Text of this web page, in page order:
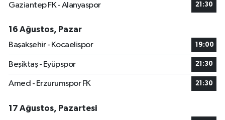
Gaziantep FK - Alanyaspor 21:30
16 Ağustos, Pazar
Başakşehir - Kocaelispor
19:00
Beşiktaş - Eyüpspor 21:30
Amed - Erzurumspor FK 21:30
17 Ağustos, Pazartesi